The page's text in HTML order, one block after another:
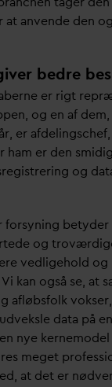
at anvende den
bedre
er rigt
og en af
er
ham er den
og d
forsyning
og
vedligehold og
kan også se, at
afløbsfolk
data på
nye
meget
at det er